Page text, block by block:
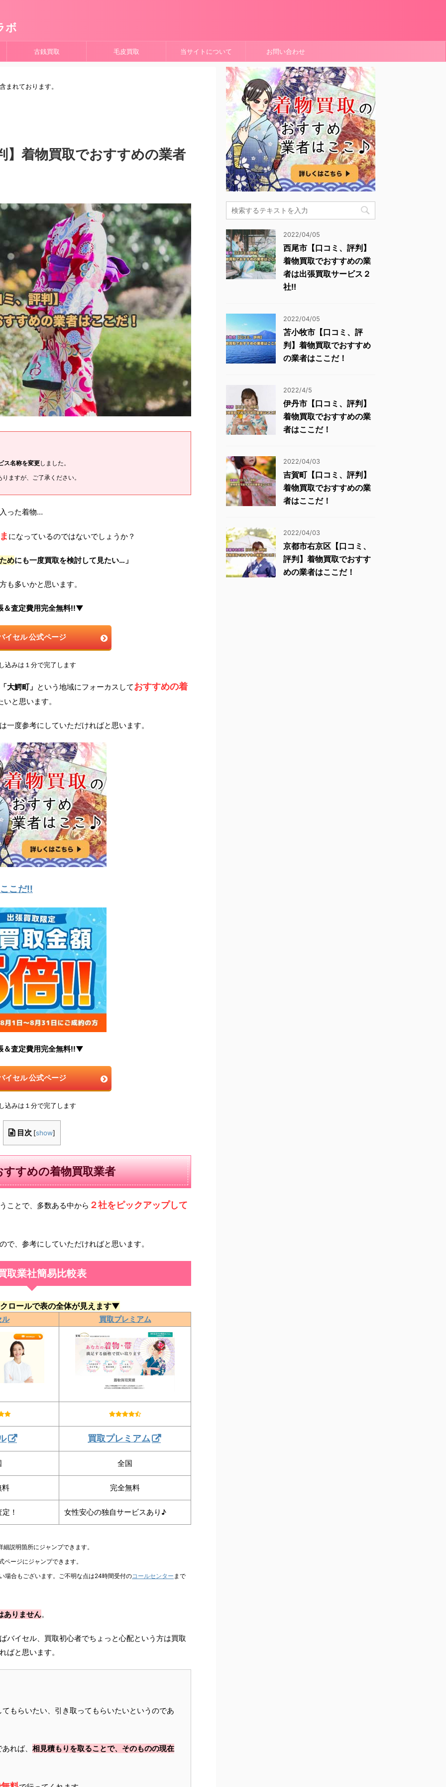
ボ
古銭買取 毛皮買取 当サイトについて お問い合わせ
まれております。
】着物買取でおすすめの業者
ス名称を変更しました。
ますが、ご了承ください。
った着物…
になっているのではないでしょうか？
めにも一度買取を検討して見たい…」
も多いかと思います。
査定費用完全無料!!▼
イセル 公式ページ
込みは１分で完了します
大鰐町」 という地域にフォーカスしておすすめの着
と思います。
度参考にしていただければと思います。
こだ!!
査定費用完全無料!!▼
イセル 公式ページ
込みは１分で完了します
目次 [show]
すすめの着物買取業者
ことで、多数ある中から ２社をピックアップして
、参考にしていただければと思います。
取業社簡易比較表
ロールで表の全体が見えます▼
ル 買取プレミアム
買取プレミアム
全国
料 完全無料
！ 女性安心の独自サービスあり♪
説明箇所にジャンプできます。
ージにジャンプできます。
合もございます。ご不明な点は24時間受付のコールセンター まで
ありません。
バイセル、買取初心者でちょっと心配という方は買取
ばと思います。
もらいたい、引き取ってもらいたいというのであ
れば、 相見積もりを取ることで、そのものの現在
2022/04/05
西尾市【口コミ、評判】
着物買取でおすすめの業
者は出張買取サービス２
社!!
2022/04/05
苫小牧市【口コミ、評
判】着物買取でおすすめ
の業者はここだ！
2022/4/5
伊丹市【口コミ、評判】
着物買取でおすすめの業
者はここだ！
2022/04/03
吉賀町【口コミ、評判】
着物買取でおすすめの業
者はここだ！
2022/04/03
京都市右京区【口コミ、
評判】着物買取でおすす
めの業者はここだ！